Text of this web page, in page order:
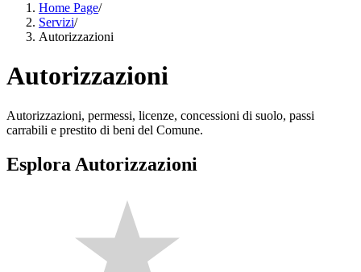
Home Page/
Servizi/
Autorizzazioni
Autorizzazioni
Autorizzazioni, permessi, licenze, concessioni di suolo, passi
carrabili e prestito di beni del Comune.
Esplora Autorizzazioni